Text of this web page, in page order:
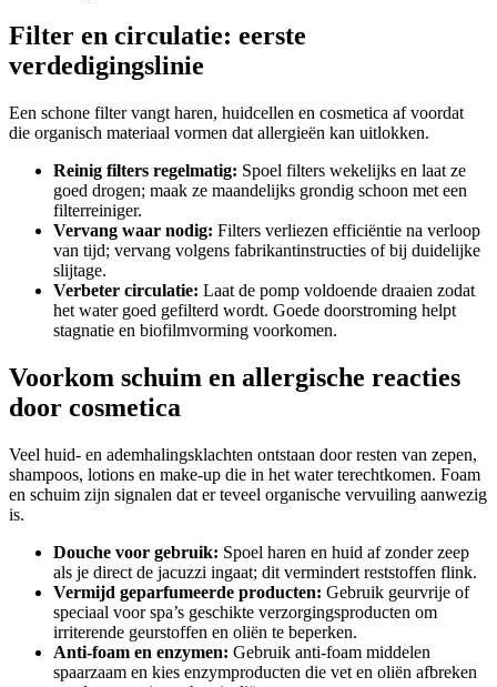
Filter en circulatie: eerste
verdedigingslinie
Een schone filter vangt haren, huidcellen en cosmetica af voordat
die organisch materiaal vormen dat allergieën kan uitlokken.
Reinig filters regelmatig: Spoel filters wekelijks en laat ze
goed drogen; maak ze maandelijks grondig schoon met een
filterreiniger.
Vervang waar nodig: Filters verliezen efficiëntie na verloop
van tijd; vervang volgens fabrikantinstructies of bij duidelijke
slijtage.
Verbeter circulatie: Laat de pomp voldoende draaien zodat
het water goed gefilterd wordt. Goede doorstroming helpt
stagnatie en biofilmvorming voorkomen.
Voorkom schuim en allergische reacties
door cosmetica
Veel huid- en ademhalingsklachten ontstaan door resten van zepen,
shampoos, lotions en make-up die in het water terechtkomen. Foam
en schuim zijn signalen dat er teveel organische vervuiling aanwezig
is.
Douche voor gebruik: Spoel haren en huid af zonder zeep
als je direct de jacuzzi ingaat; dit vermindert reststoffen flink.
Vermijd geparfumeerde producten: Gebruik geurvrije of
speciaal voor spa’s geschikte verzorgingsproducten om
irriterende geurstoffen en oliën te beperken.
Anti-foam en enzymen: Gebruik anti-foam middelen
spaarzaam en kies enzymproducten die vet en oliën afbreken